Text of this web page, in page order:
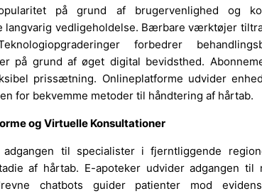
på grund af brugervenlighed og
langvarig vedligeholdelse. Bærbare værktøjer
forbedrer
på grund af øget digital bevidsthed.
prissætning. Onlineplatforme udvider
for bekvemme metoder til håndtering af hårtab.
og Virtuelle Konsultationer
adgangen til specialister i fjerntliggende
af hårtab. E-apoteker udvider adgangen til
chatbots guider patienter mod